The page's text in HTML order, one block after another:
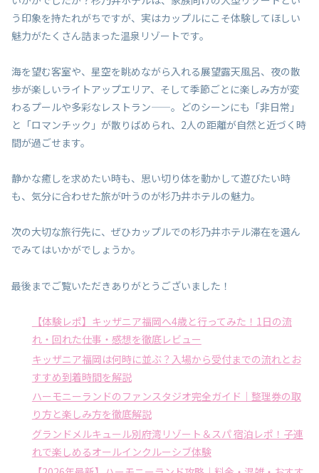
う印象を持たれがちですが、実はカップルにこそ体験してほしい
魅力がたくさん詰まった温泉リゾートです。
海を望む客室や、星空を眺めながら入れる展望露天風呂、夜の散
歩が楽しいライトアップエリア、そして季節ごとに楽しみ方が変
わるプールや多彩なレストラン——。どのシーンにも「非日常」
と「ロマンチック」が散りばめられ、2人の距離が自然と近づく時
間が過ごせます。
静かな癒しを求めたい時も、思い切り体を動かして遊びたい時
も、気分に合わせた旅が叶うのが杉乃井ホテルの魅力。
次の大切な旅行先に、ぜひカップルでの杉乃井ホテル滞在を選ん
でみてはいかがでしょうか。
最後までご覧いただきありがとうございました！
【体験レポ】キッザニア福岡へ4歳と行ってみた！1日の流
れ・回れた仕事・感想を徹底レビュー
キッザニア福岡は何時に並ぶ？入場から受付までの流れとお
すすめ到着時間を解説
ハーモニーランドのファンスタジオ完全ガイド｜整理券の取
り方と楽しみ方を徹底解説
グランドメルキュール別府湾リゾート＆スパ 宿泊レポ！子連
れで楽しめるオールインクルーシブ体験